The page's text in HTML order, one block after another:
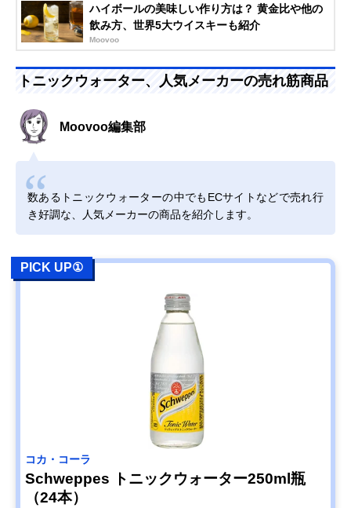
ハイボールの美味しい作り方は？ 黄金比や他の
飲み方、世界5大ウイスキーも紹介
Moovoo
トニックウォーター、人気メーカーの売れ筋商品
Moovoo編集部
数あるトニックウォーターの中でもECサイトなどで売れ行
き好調な、人気メーカーの商品を紹介します。
PICK UP①
コカ・コーラ
Schweppes トニックウォーター250ml瓶
（24本）